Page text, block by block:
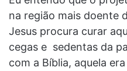
na região mais doente
Jesus procura curar
cegas e sedentas da
com a Bíblia, aquela